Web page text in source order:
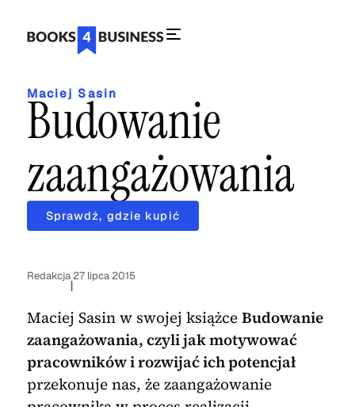
Maciej Sasin
Budowanie
zaangażowania
Sprawdź, gdzie kupić
Redakcja27 lipca 2015
Maciej Sasin w swojej książceBudowanie
zaangażowania, czyli jak motywować
pracowników i rozwijać ich potencjał
przekonuje nas, że zaangażowanie